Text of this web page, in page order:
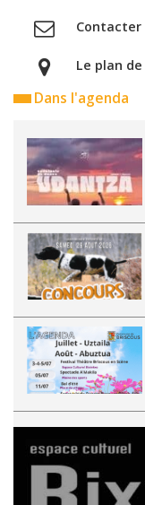
Contacter
Le plan
Dans l'agenda